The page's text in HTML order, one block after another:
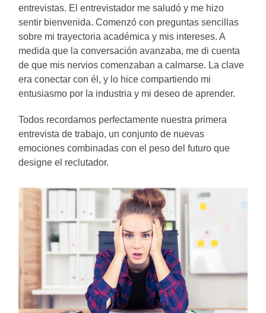
entrevistas. El entrevistador me saludó y me hizo
sentir bienvenida. Comenzó con preguntas sencillas
sobre mi trayectoria académica y mis intereses. A
medida que la conversación avanzaba, me di cuenta
de que mis nervios comenzaban a calmarse. La clave
era conectar con él, y lo hice compartiendo mi
entusiasmo por la industria y mi deseo de aprender.
Todos recordamos perfectamente nuestra primera
entrevista de trabajo, un conjunto de nuevas
emociones combinadas con el peso del futuro que
designe el reclutador.